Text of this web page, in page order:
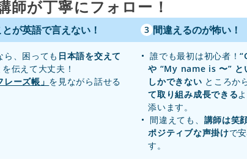
師が丁寧にフォロー！
が英語で言えない！
ら、困っても 日本語を交えて
伝えて大丈夫！
レーズ帳」 を見ながら話せる
3 間違えるのが怖い！
誰でも最初は初心者！
や “My name is 〜” と
しかできない ところか
て取り組み成長できる
添います。
間違えても、 講師は笑
ポジティブな声掛けで
す。